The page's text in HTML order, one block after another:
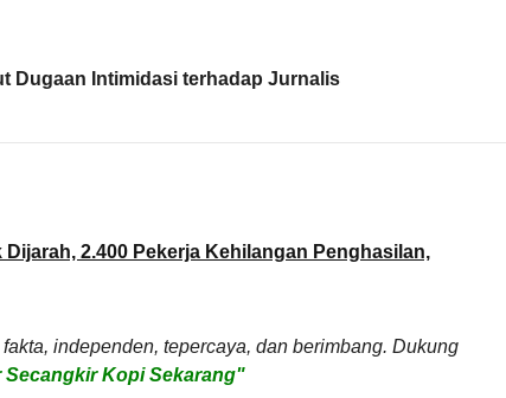
Dugaan Intimidasi terhadap Jurnalis
Dijarah, 2.400 Pekerja Kehilangan Penghasilan,
independen, tepercaya, dan berimbang. Dukung
Secangkir Kopi Sekarang"